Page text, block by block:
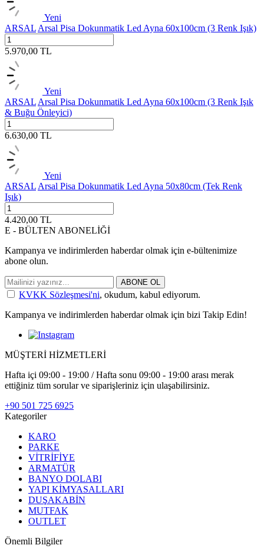
Yeni
ARSAL Arsal Pisa Dokunmatik Led Ayna 60x100cm (3 Renk Işık)
5.970,00 TL
Yeni
ARSAL Arsal Pisa Dokunmatik Led Ayna 60x100cm (3 Renk Işık
& Buğu Önleyici)
6.630,00 TL
Yeni
ARSAL Arsal Pisa Dokunmatik Led Ayna 50x80cm (Tek Renk
Işık)
4.420,00 TL
E - BÜLTEN ABONELİĞİ
Kampanya ve indirimlerden haberdar olmak için e-bültenimize
abone olun.
ABONE OL
KVKK Sözleşmesi'ni, okudum, kabul ediyorum.
Kampanya ve indirimlerden haberdar olmak için bizi Takip Edin!
MÜŞTERİ HİZMETLERİ
Hafta içi 09:00 - 19:00 / Hafta sonu 09:00 - 19:00 arası merak
ettiğiniz tüm sorular ve siparişleriniz için ulaşabilirsiniz.
+90 501 725 6925
Kategoriler
KARO
PARKE
VİTRİFİYE
ARMATÜR
BANYO DOLABI
YAPI KİMYASALLARI
DUŞAKABİN
MUTFAK
OUTLET
Önemli Bilgiler